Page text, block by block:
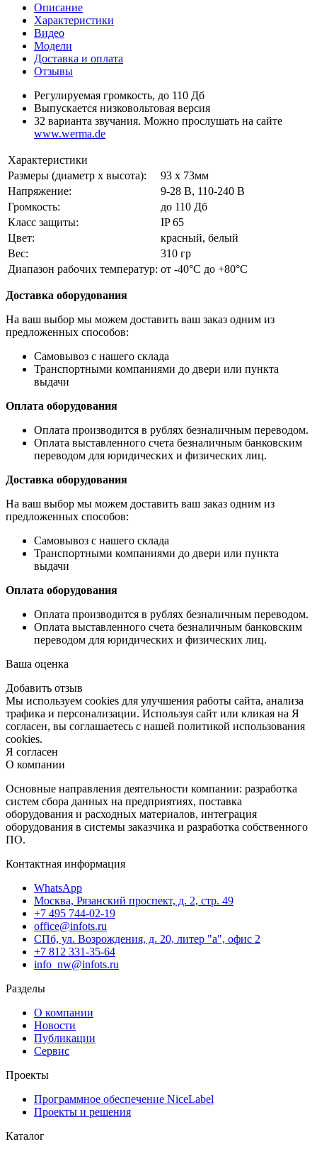
Описание
Характеристики
Видео
Модели
Доставка и оплата
Отзывы
Регулируемая громкость, до 110 Дб
Выпускается низковольтовая версия
32 варианта звучания. Можно прослушать на сайте
www.werma.de
Характеристики
Размеры (диаметр х высота):
93 х 73мм
Напряжение:
9-28 В, 110-240 В
Громкость:
до 110 Дб
Класс защиты:
IP 65
Цвет:
красный, белый
Вес:
310 гр
Диапазон рабочих температур: от -40°С до +80°С
Доставка оборудования
На ваш выбор мы можем доставить ваш заказ одним из
предложенных способов:
Самовывоз с нашего склада
Транспортными компаниями до двери или пункта
выдачи
Оплата оборудования
Оплата производится в рублях безналичным переводом.
Оплата выставленного счета безналичным банковским
переводом для юридических и физических лиц.
Доставка оборудования
На ваш выбор мы можем доставить ваш заказ одним из
предложенных способов:
Самовывоз с нашего склада
Транспортными компаниями до двери или пункта
выдачи
Оплата оборудования
Оплата производится в рублях безналичным переводом.
Оплата выставленного счета безналичным банковским
переводом для юридических и физических лиц.
Ваша оценка
Добавить отзыв
Мы используем cookies для улучшения работы сайта, анализа
трафика и персонализации. Используя сайт или кликая на Я
согласен, вы соглашаетесь с нашей политикой использования
cookies.
Я согласен
О компании
Основные направления деятельности компании: разработка
систем сбора данных на предприятиях, поставка
оборудования и расходных материалов, интеграция
оборудования в системы заказчика и разработка собственного
ПО.
Контактная информация
WhatsApp
Москва, Рязанский проспект, д. 2, стр. 49
+7 495 744-02-19
office@infots.ru
СПб, ул. Возрождения, д. 20, литер "a", офис 2
+7 812 331-35-64
info_nw@infots.ru
Разделы
О компании
Новости
Публикации
Сервис
Проекты
Программное обеспечение NiceLabel
Проекты и решения
Каталог